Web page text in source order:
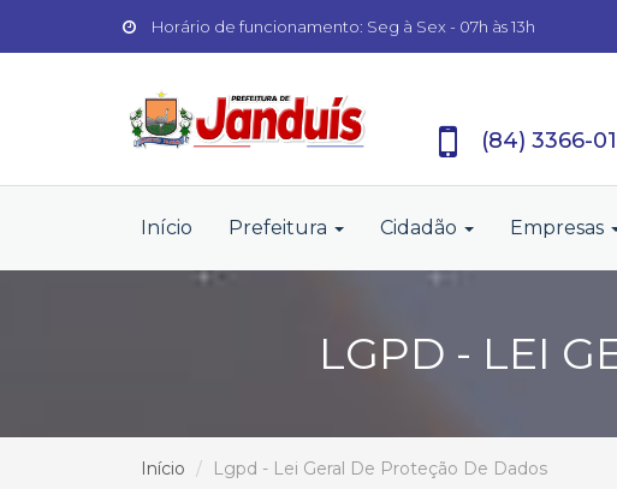
Horário de funcionamento: Seg à Sex - 07h às 13h
(84) 3366-
Início Prefeitura Cidadão Empresas
LGPD - LEI
Início Lgpd - Lei Geral De Proteção De Dados